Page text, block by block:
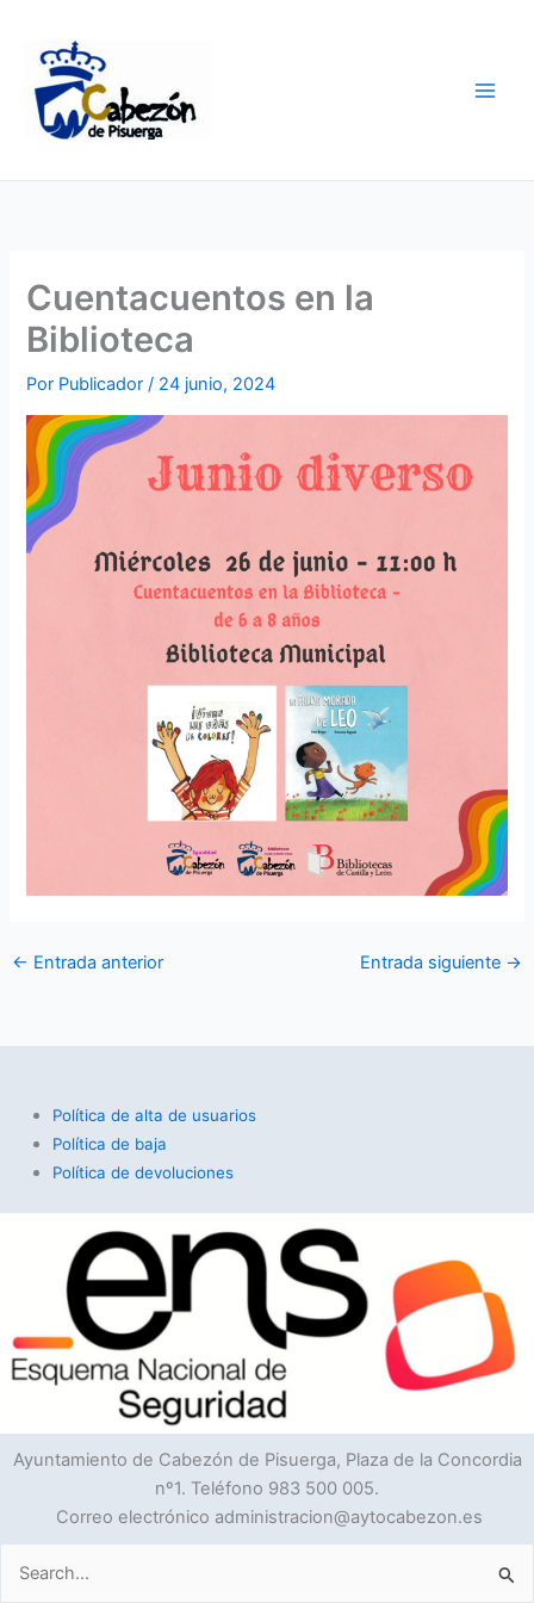
contenido
Cuentacuentos en la
Biblioteca
Por Publicador/ 24 junio, 2024
← Entrada anterior Entrada siguiente →
Política de alta de usuarios
Política de baja
Política de devoluciones
Ayuntamiento de Cabezón de Pisuerga, Plaza de la Concordia
nº1. Teléfono 983 500 005.
Correo electrónico administracion@aytocabezon.es
Buscar